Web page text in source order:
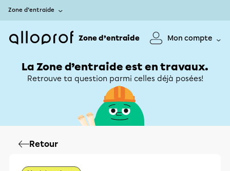
Zone d’entraide
Zone d’entraide Mon compte
La Zone d’entraide est en travaux.
Retrouve ta question parmi celles déjà posées!
Retour